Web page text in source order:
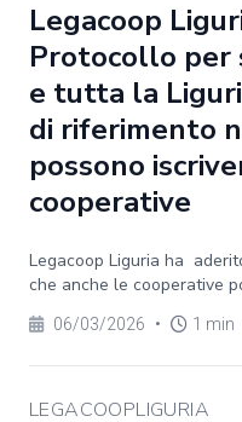
Legacoop
Protocollo per
e tutta la
di riferimento
possono
cooperative
Legacoop Liguria ha
che anche le cooperative
06/03/2026 • 1 min
LEGACOOPLIGURIA